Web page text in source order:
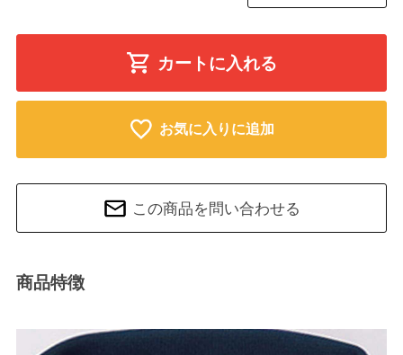
カートに入れる
お気に入りに追加
この商品を問い合わせる
商品特徴